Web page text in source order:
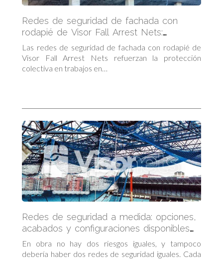
Redes de seguridad de fachada con
rodapié de Visor Fall Arrest Nets:
Protección completa en altura
Las redes de seguridad de fachada con rodapié de
Visor Fall Arrest Nets refuerzan la protección
colectiva en trabajos en…
Redes de seguridad a medida: opciones,
acabados y configuraciones disponibles
en Visor Fall Arrest Nets
En obra no hay dos riesgos iguales, y tampoco
debería haber dos redes de seguridad iguales. Cada